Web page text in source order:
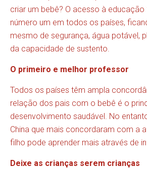
criar um bebê? O acesso à
número um em todos os países,
mesmo de segurança, água potável,
da capacidade de sustento.
O primeiro e melhor professor
Todos os países têm ampla
relação dos pais com o bebê é o
desenvolvimento saudável. No
China que mais concordaram com a
filho pode aprender mais através de
Deixe as crianças serem crianças